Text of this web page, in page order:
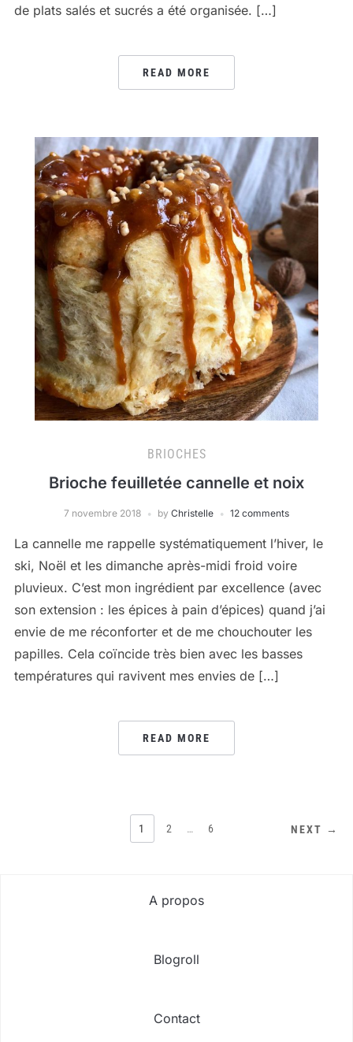
de plats salés et sucrés a été organisée. […]
READ MORE
BRIOCHES
Brioche feuilletée cannelle et noix
7 novembre 2018 by Christelle 12 comments
La cannelle me rappelle systématiquement l’hiver, le
ski, Noël et les dimanche après-midi froid voire
pluvieux. C’est mon ingrédient par excellence (avec
son extension : les épices à pain d’épices) quand j’ai
envie de me réconforter et de me chouchouter les
papilles. Cela coïncide très bien avec les basses
températures qui ravivent mes envies de […]
READ MORE
1 2 … 6 NEXT →
A propos
Blogroll
Contact